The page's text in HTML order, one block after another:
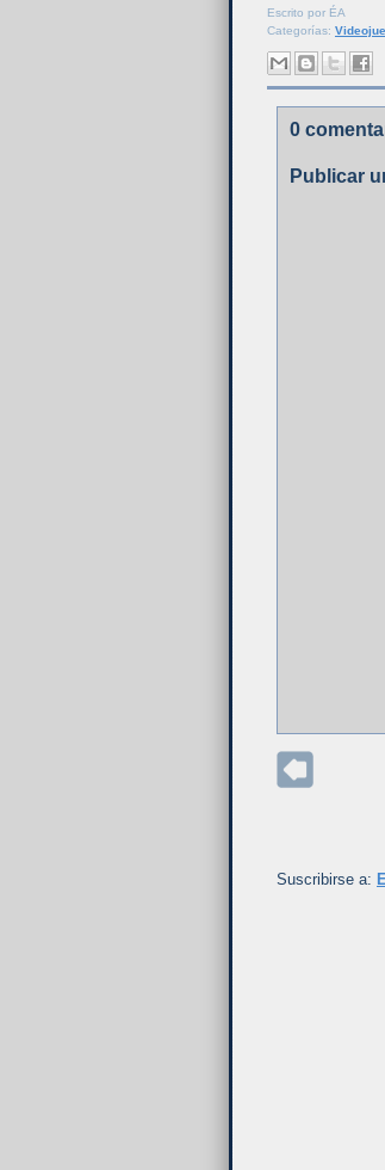
Escrito por ÉA
Categorías:
0
Publicar
Suscribirse a: